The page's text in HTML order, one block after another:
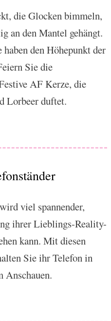
die Glocken bimmeln,
an den Mantel gehängt.
haben den Höhepunkt der
Sie die
AF Kerze, die
Lorbeer duftet.
viel spannender,
ihrer Lieblings-Reality-
kann. Mit diesen
Sie ihr Telefon in
Anschauen.